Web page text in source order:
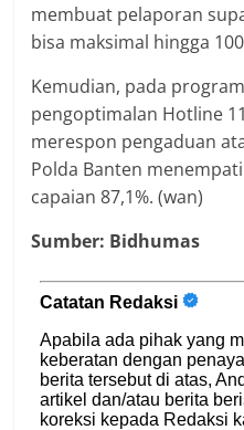
membuat pelaporan
bisa maksimal hingga
Kemudian, pada
pengoptimalan Hotline
merespon pengaduan
Polda Banten
capaian 87,1%. (wan)
Sumber: Bidhumas